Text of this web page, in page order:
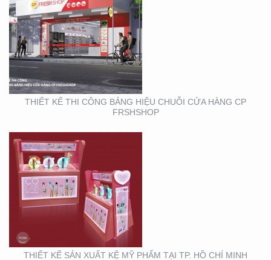
THIẾT KẾ THI CÔNG BẢNG HIỆU CHUỖI CỬA HÀNG CP
FRSHSHOP
THIẾT KẾ SẢN XUẤT KỆ
MỸ PHẨM TẠI TP. HỒ
CHÍ MINH
THIẾT KẾ SẢN XUẤT KỆ MỸ PHẨM TẠI TP. HỒ CHÍ MINH
THIẾT KẾ THI CÔNG
KIOSK THỰC PHẨM TẠI
TP. HỒ CHÍ MINH